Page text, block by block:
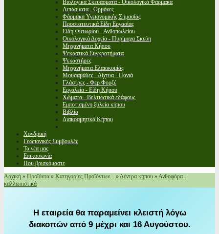
Βιολογικά Σκευάσματα - Οικολογικά Φάρμακα
Λιπάσματα - Ορμόνες
Φάρμακα Υγειονομικής Σημασίας
Προστατευτικά Είδη Εργασίας
Είδη Φυτωρίου - Ανθοπωλείου
Οικολογικά Δοχεία - Πυρίμαχα Σκεύη
Μηχανήματα Κήπου
Ψεκαστικά Συγκροτήματα
Ψεκαστήρες
Μηχανήματα Ελαιοκομίας
Μουσαμάδες - Δίχτυα - Πανιά
Γλάστρες - Φερ Φορζέ
Εργαλεία - Είδη Κήπου
Χώματα - Βελτιωτικά εδάφους
Εμποτισμένη ξυλεία κήπου
Βιβλία
Διακοσμητικά Κήπου
Χονδρική
Γεωπονικές Συμβουλές
Τα νέα μας
Επικοινωνία
Που βρισκόμαστε
Αρχική » Προϊόντα » Κατηγορίες Προϊόντων... »Δέντρα κήπου »Ανθοφόρα -
καλλωπιστικά
Η εταιρεία θα παραμείνει κλειστή λόγω
διακοπών από 9 μέχρι και 16 Αυγούστου.